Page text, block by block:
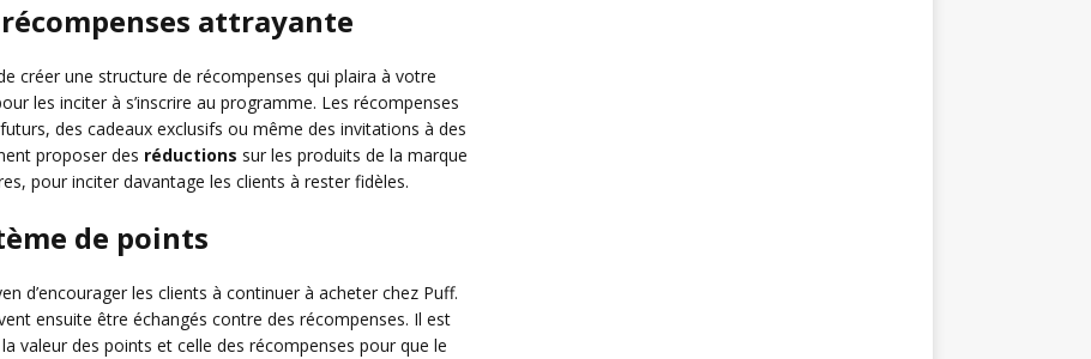
attrayante
créer une structure de récompenses qui plaira à votre
les inciter à s’inscrire au programme. Les récompenses
des cadeaux exclusifs ou même des invitations à des
proposer des réductions sur les produits de la marque
pour inciter davantage les clients à rester fidèles.
de points
d’encourager les clients à continuer à acheter chez Puff.
ensuite être échangés contre des récompenses. Il est
valeur des points et celle des récompenses pour que le